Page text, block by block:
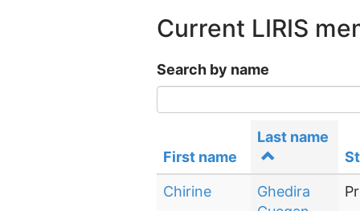
Current LIRIS
Search by name
First name
Last name
Chirine
Ghedira